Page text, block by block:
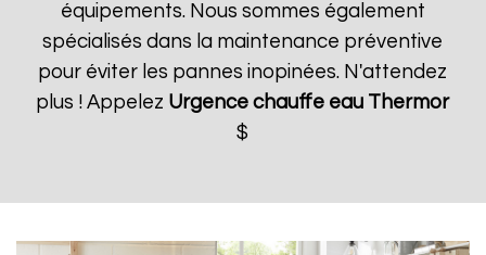
équipements. Nous sommes également
spécialisés dans la maintenance préventive
pour éviter les pannes inopinées. N'attendez
plus ! Appelez Urgence chauffe eau Thermor
$